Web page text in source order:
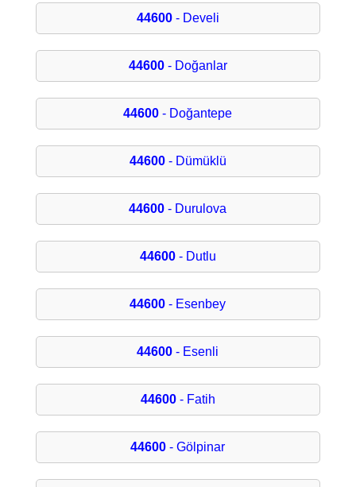
44600- Develi
44600- Doğanlar
44600 - Doğantepe
44600- Dümüklü
44600 - Durulova
44600- Dutlu
44600 - Esenbey
44600 - Esenli
44600- Fatih
44600 - Gölpinar